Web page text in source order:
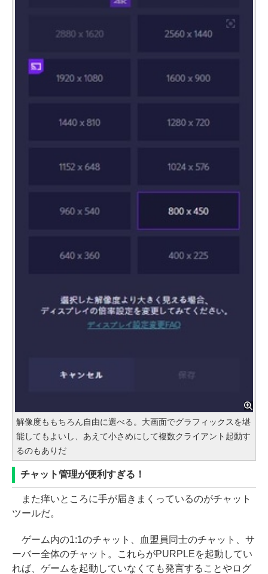
解像度ももちろん自由に選べる。大画面でグラフィックスを堪
能してもよいし、あえて小さめにして複数クライアント起動す
るのもありだ
チャット管理が便利すぎる！
また痒いところに手が届きまくっているのがチャット
ツールだ。
ゲーム内の1:1のチャット、血盟員同士のチャット、サ
ーバー全体のチャット。これらがPURPLEを起動してい
れば、ゲームを起動していなくても発言することやログ